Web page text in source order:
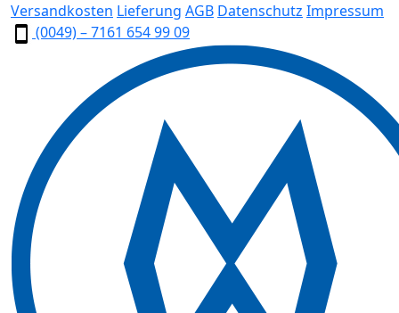
Versandkosten Lieferung AGB Datenschutz Impressum
(0049) – 7161 654 99 09